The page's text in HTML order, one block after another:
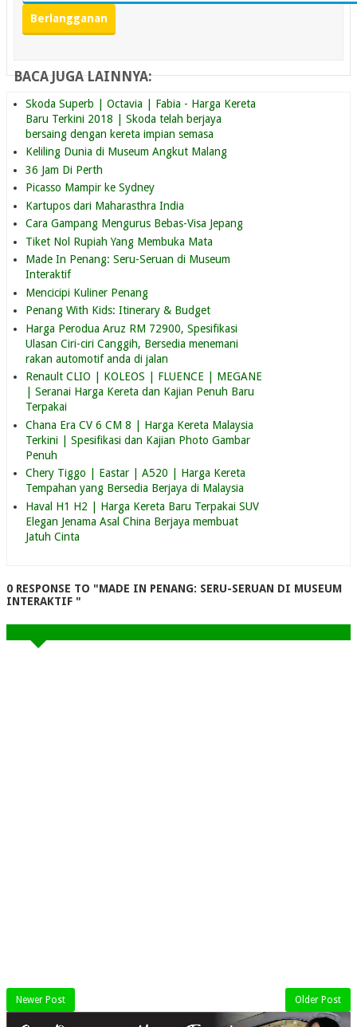
BACA JUGA LAINNYA:
Skoda Superb | Octavia | Fabia - Harga Kereta
Baru Terkini 2018 | Skoda telah berjaya
bersaing dengan kereta impian semasa
Keliling Dunia di Museum Angkut Malang
36 Jam Di Perth
Picasso Mampir ke Sydney
Kartupos dari Maharasthra India
Cara Gampang Mengurus Bebas-Visa Jepang
Tiket Nol Rupiah Yang Membuka Mata
Made In Penang: Seru-Seruan di Museum
Interaktif
Mencicipi Kuliner Penang
Penang With Kids: Itinerary & Budget
Harga Perodua Aruz RM 72900, Spesifikasi
Ulasan Ciri-ciri Canggih, Bersedia menemani
rakan automotif anda di jalan
Renault CLIO | KOLEOS | FLUENCE | MEGANE
| Seranai Harga Kereta dan Kajian Penuh Baru
Terpakai
Chana Era CV 6 CM 8 | Harga Kereta Malaysia
Terkini | Spesifikasi dan Kajian Photo Gambar
Penuh
Chery Tiggo | Eastar | A520 | Harga Kereta
Tempahan yang Bersedia Berjaya di Malaysia
Haval H1 H2 | Harga Kereta Baru Terpakai SUV
Elegan Jenama Asal China Berjaya membuat
Jatuh Cinta
0 RESPONSE TO "MADE IN PENANG: SERU-SERUAN DI MUSEUM
INTERAKTIF "
Newer Post Older Post